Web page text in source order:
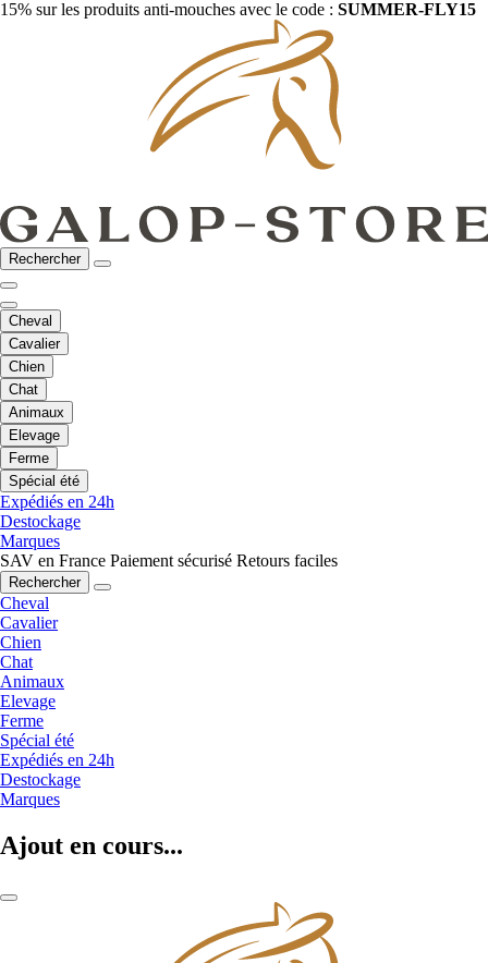
15% sur les produits anti-mouches avec le code : SUMMER-FLY15
Rechercher
Cheval
Cavalier
Chien
Chat
Animaux
Elevage
Ferme
Spécial été
Expédiés en 24h
Destockage
Marques
SAV en France Paiement sécurisé Retours faciles
Rechercher
Cheval
Cavalier
Chien
Chat
Animaux
Elevage
Ferme
Spécial été
Expédiés en 24h
Destockage
Marques
Ajout en cours...